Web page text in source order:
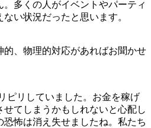
多くの人がイベントやパーティ
い状況だったと思います。
的、物理的対応があればお聞かせ
ピリしていました。お金を稼げ
てしまうかもしれないと心配し
怖は消え失せましたね。私たち